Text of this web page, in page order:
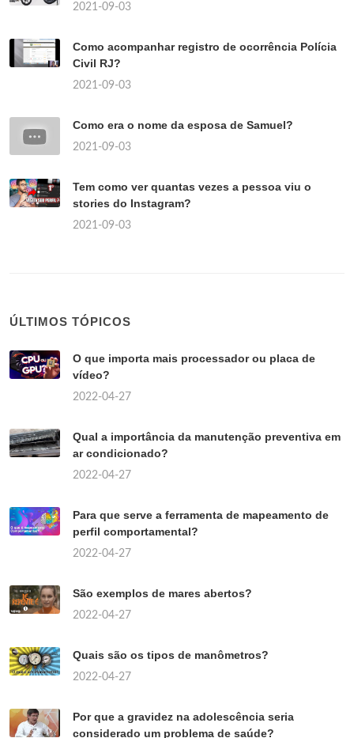
2021-09-03
Como acompanhar registro de ocorrência Polícia
Civil RJ?
2021-09-03
Como era o nome da esposa de Samuel?
2021-09-03
Tem como ver quantas vezes a pessoa viu o
stories do Instagram?
2021-09-03
ÚLTIMOS TÓPICOS
O que importa mais processador ou placa de
vídeo?
2022-04-27
Qual a importância da manutenção preventiva em
ar condicionado?
2022-04-27
Para que serve a ferramenta de mapeamento de
perfil comportamental?
2022-04-27
São exemplos de mares abertos?
2022-04-27
Quais são os tipos de manômetros?
2022-04-27
Por que a gravidez na adolescência seria
considerado um problema de saúde?